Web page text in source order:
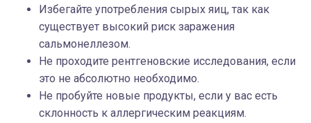
Избегайте употребления сырых яиц, так как
существует высокий риск заражения
сальмонеллезом.
Не проходите рентгеновские исследования, если
это не абсолютно необходимо.
Не пробуйте новые продукты, если у вас есть
склонность к аллергическим реакциям.